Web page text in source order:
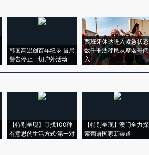
韩国高温创百年纪录 当局
警告停止一切户外活动
西班牙休达进入紧急状态
数千非法移民从摩洛哥闯
入
【特别呈现】寻找100种
有意思的生活方式·第一对
【特别呈现】澳门全力探
索葡语国家新渠道